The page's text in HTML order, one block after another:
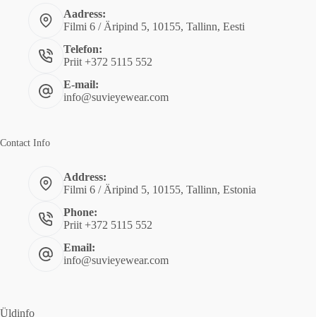
Aadress:
Filmi 6 / Äripind 5, 10155, Tallinn, Eesti
Telefon:
Priit +372 5115 552
E-mail:
info@suvieyewear.com
Contact Info
Address:
Filmi 6 / Äripind 5, 10155, Tallinn, Estonia
Phone:
Priit +372 5115 552
Email:
info@suvieyewear.com
Üldinfo